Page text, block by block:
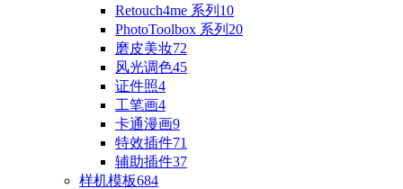
Retouch4me 系列 10
PhotoToolbox 系列 20
磨皮美妆72
风光调色45
证件照4
工笔画4
卡通漫画9
特效插件71
辅助插件37
样机模板684